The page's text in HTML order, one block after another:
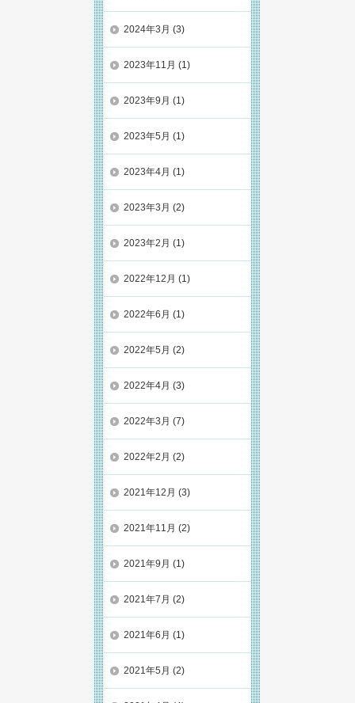
2024年3月 (3)
2023年11月 (1)
2023年9月 (1)
2023年5月 (1)
2023年4月 (1)
2023年3月 (2)
2023年2月 (1)
2022年12月 (1)
2022年6月 (1)
2022年5月 (2)
2022年4月 (3)
2022年3月 (7)
2022年2月 (2)
2021年12月 (3)
2021年11月 (2)
2021年9月 (1)
2021年7月 (2)
2021年6月 (1)
2021年5月 (2)